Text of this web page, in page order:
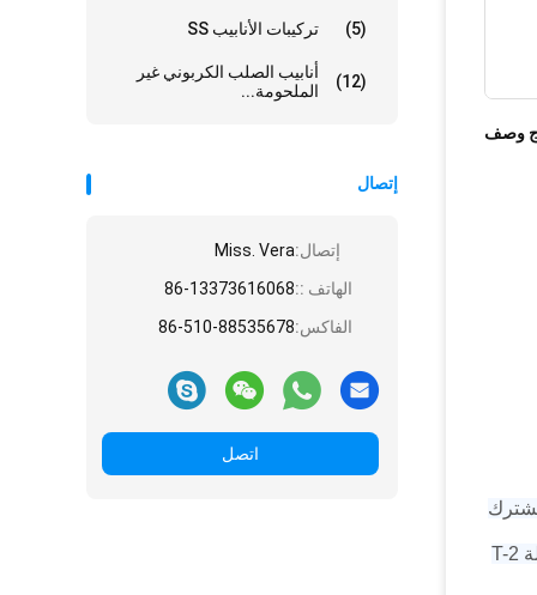
تركيبات الأنابيب SS (5)
أنابيب الصلب الكربوني غير
الملحومة...
(12)
إتصال
إتصال:Miss. Vera
الهاتف ::86-13373616068
الفاكس:86-510-88535678
اتصل
وصف
الكثافة.يرتبط بـ LLDPE و MDPE و HEPE.الفولاذ عبارة عن فولاذ مطلي بالكروم إلكتروني منخفض الكربون مقسّى إلى حالة T-2